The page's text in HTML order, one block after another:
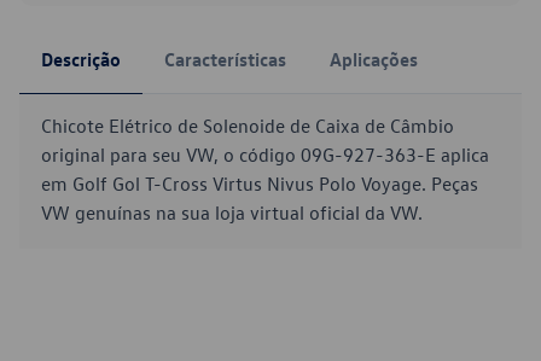
Descrição Características Aplicações
Chicote Elétrico de Solenoide de Caixa de Câmbio
original para seu VW, o código 09G-927-363-E aplica
em Golf Gol T-Cross Virtus Nivus Polo Voyage. Peças
VW genuínas na sua loja virtual oficial da VW.